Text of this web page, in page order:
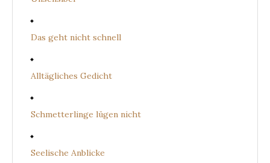
Das geht nicht schnell
Alltägliches Gedicht
Schmetterlinge lügen nicht
Seelische Anblicke